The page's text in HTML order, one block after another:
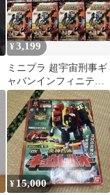
¥3,199
ミニプラ 超宇宙刑事ギ
ャバンインフィニティ
キット01 6種 ファー
ストキット2種
¥ 15,000